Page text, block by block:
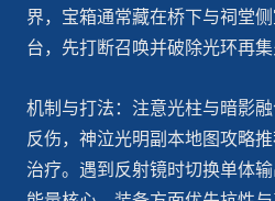
界，宝箱通常藏在桥下与祠堂
台，先打断召唤并破除光环再集
机制与打法：注意光柱与暗影
反伤，神泣光明副本地图攻略
治疗。遇到反射镜时切换单体